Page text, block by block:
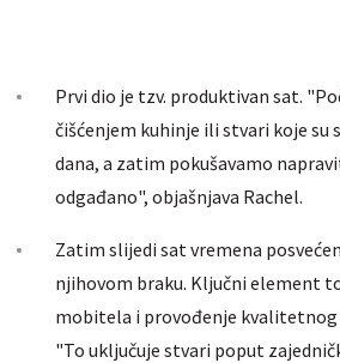
Prvi dio je tzv. produktivan sat.
čišćenjem kuhinje ili stvari koje su
dana, a zatim pokušavamo
odgađano", objašnjava Rachel.
Zatim slijedi sat vremena
njihovom braku. Ključni element
mobitela i provođenje kvalitetnog
"To uključuje stvari poput